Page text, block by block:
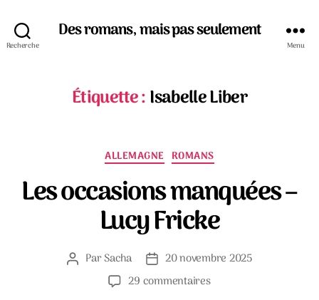
Recherche
Des romans, mais pas seulement
Menu
Étiquette :Isabelle Liber
Catégories
ALLEMAGNE ROMANS
Les occasions manquées –
Lucy Fricke
Auteur
ParSacha
Date
de
l’article
20 novembre 2025
29 commentairessur